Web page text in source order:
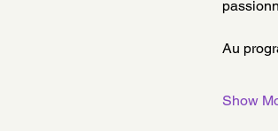
Au
Show